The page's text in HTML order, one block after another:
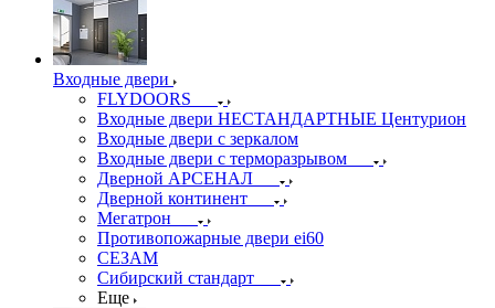
Входные двери
FLYDOORS
Входные двери НЕСТАНДАРТНЫЕ Центурион
Входные двери с зеркалом
Входные двери с терморазрывом
Дверной АРСЕНАЛ
Дверной континент
Мегатрон
Противопожарные двери ei60
СЕЗАМ
Сибирский стандарт
Еще